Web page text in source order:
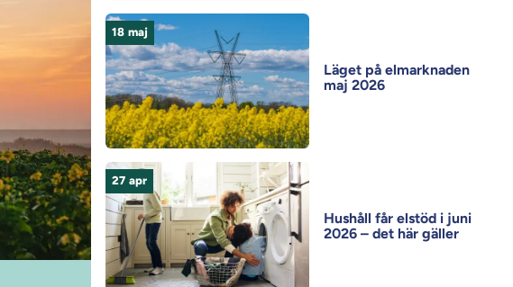
18 maj
Läget på elmarknaden
maj 2026
27 apr
Hushåll får elstöd i juni
2026 – det här gäller